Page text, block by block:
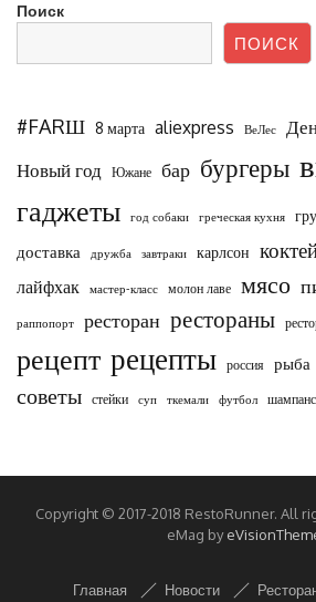
Поиск
ПОИСК
#FARШ 8 марта aliexpress ВеЛес
Новый год Южане бар бургеры
гаджеты год собаки греческая кухня
доставка дружба завтраки карлсон
лайфхак мастер-класс молон лаве мясо
раппопорт ресторан рестораны
рецепт рецепты россия рыба
советы стейки суп ткемали футбол
Copyright © 2017-2018 RestoRunner. All
eMag by
Главная Новости